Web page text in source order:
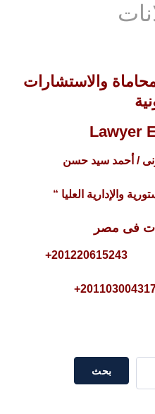
والاستشارات
Lawyer
/ أحمد سيد حسن
والإدارية العليا “
فى مصر
بحث